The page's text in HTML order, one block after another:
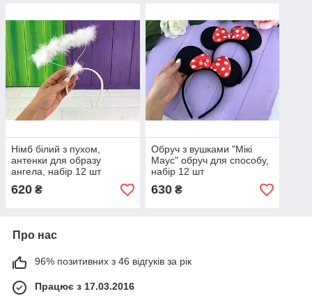
Німб білий з пухом,
антенки для образу
ангела, набір 12 шт
620 ₴
Обруч з вушками "Мікі
Маус" обруч для способу,
набір 12 шт
630₴
Про нас
96% позитивних з 46 відгуків за рік
Працює з 17.03.2016